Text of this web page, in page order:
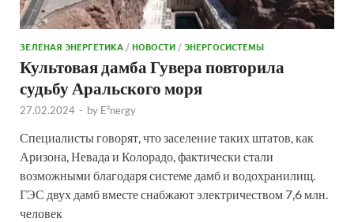
ЗЕЛЕНАЯ ЭНЕРГЕТИКА/НОВОСТИ/ЭНЕРГОСИСТЕМЫ
Культовая дамба Гувера повторила
судьбу Аральского моря
27.02.2024 - by E²nergy
Специалисты говорят, что заселение таких штатов, как
Аризона, Невада и Колорадо, фактически стали
возможными благодаря системе дамб и водохранилищ.
ГЭС двух дамб вместе снабжают электричеством 7,6 млн.
человек